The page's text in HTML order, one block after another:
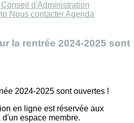
Conseil d'Administration
Nous contacterAgenda
la rentrée 2024-2025 sont
2024-2025 sont ouvertes !
en ligne est réservée aux
espace membre.